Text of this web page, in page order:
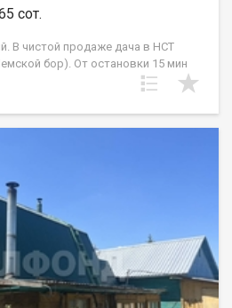
сот.
В чистой продаже дача в НСТ
бор). От остановки 15 мин
год. Первый этаж выстроен
внутри деревом, второй из
На второй этаж ведёт
Баня построена в 2020году (2*3м),
и плодовыми деревьями,
выложена площадка из
На участке своя
некоторые живут круглый год,
автоматические ворота,
В 2024 году произведена
В шаговой доступности Обское
магазины. Взрослый
нет! Возможен обмен на